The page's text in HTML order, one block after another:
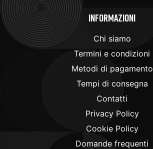
Informazioni
Chi siamo
Termini e condizioni
Metodi di pagamento
Tempi di consegna
Contatti
Privacy Policy
Cookie Policy
Domande frequenti